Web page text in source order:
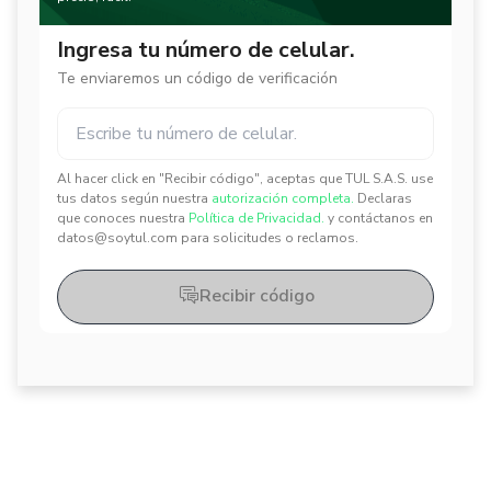
Ingresa tu número de celular.
Te enviaremos un código de verificación
Al hacer click en "Recibir código", aceptas que TUL S.A.S. use
tus datos según nuestra autorización completa. Declaras
que conoces nuestra Política de Privacidad. y contáctanos en
datos@soytul.com para solicitudes o reclamos.
✕
✕
Recibir código